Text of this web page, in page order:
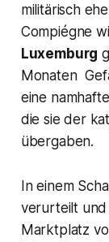
militärisch
Compiégne
Luxemburg
Monaten
eine
die sie der
übergaben.
In einem
verurteilt und
Marktplatz